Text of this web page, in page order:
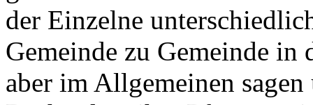
der Einzelne
Gemeinde zu Gemeinde
aber im Allgemeinen